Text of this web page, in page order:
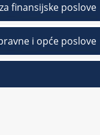
finansijske poslove
i opće poslove